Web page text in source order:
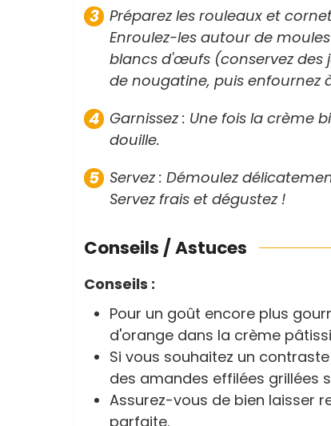
Préparez les rouleaux et
Enroulez-les autour de
blancs d'œufs (conservez des
de nougatine, puis enfournez
Garnissez : Une fois la crème
douille.
Servez : Démoulez
Servez frais et dégustez !
Conseils / Astuces
Conseils :
Pour un goût encore plus
d'orange dans la crème
Si vous souhaitez un
des amandes effilées grillées
Assurez-vous de bien laisser
parfaite.